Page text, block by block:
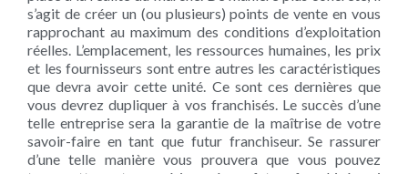
s’agit de créer un (ou plusieurs) points de vente en vous
rapprochant au maximum des conditions d’exploitation
réelles. L’emplacement, les ressources humaines, les prix
et les fournisseurs sont entre autres les caractéristiques
que devra avoir cette unité. Ce sont ces dernières que
vous devrez dupliquer à vos franchisés. Le succès d’une
telle entreprise sera la garantie de la maîtrise de votre
savoir-faire en tant que futur franchiseur. Se rassurer
d’une telle manière vous prouvera que vous pouvez